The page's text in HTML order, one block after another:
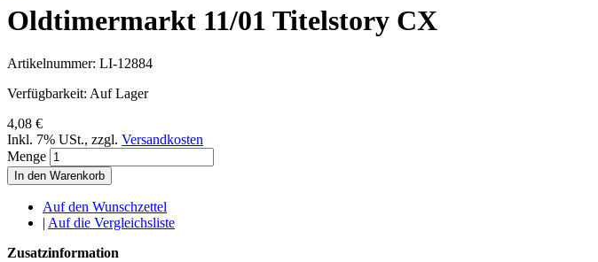
Oldtimermarkt 11/01 Titelstory CX
Artikelnummer: LI-12884
Verfügbarkeit: Auf Lager
4,08 €
Inkl. 7% USt., zzgl. Versandkosten
Menge
In den Warenkorb
Auf den Wunschzettel
| Auf die Vergleichsliste
Zusatzinformation